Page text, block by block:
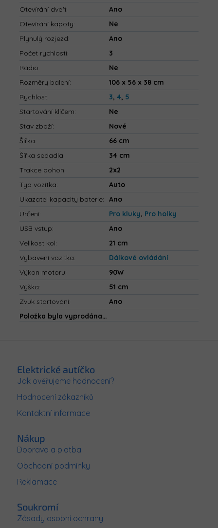
Otevírání dveří:
Ano
Otevírání kapoty:
Ne
Plynulý rozjezd:
Ano
Počet rychlostí:
3
Rádio:
Ne
Rozměry balení:
106 x 56 x 38 cm
Rychlost: 3, 4, 5
Startování klíčem:
Ne
Stav zboží:
Nové
Šířka:
66 cm
Šířka sedadla:
34 cm
Trakce pohon:
2x2
Typ vozítka:
Auto
Ukazatel kapacity baterie:
Ano
Určení: Pro kluky, Pro holky
USB vstup:
Ano
Velikost kol:
21 cm
Vybavení vozítka:
Dálkové ovládání
Výkon motoru:
90W
Výška:
51 cm
Zvuk startování:
Ano
Položka byla vyprodána…
Elektrické autíčko
Jak ověřujeme hodnocení?
Hodnocení zákazníků
Kontaktní informace
Nákup
Doprava a platba
Obchodní podmínky
Reklamace
Soukromí
Zásady osobní ochrany